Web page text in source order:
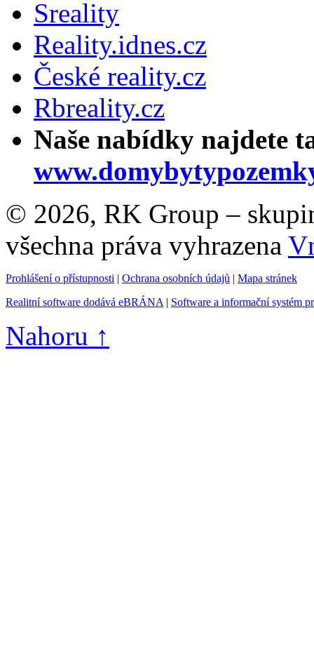
Sreality
Reality.idnes.cz
České reality.cz
Rbreality.cz
Naše nabídky najdete
© 2026, RK Group –
všechna práva vyhrazena
Prohlášení o přístupnosti | Ochrana osobních údajů | Mapa stránek
Realitní software dodává eBRÁNA | Software a informační systém
Nahoru ↑